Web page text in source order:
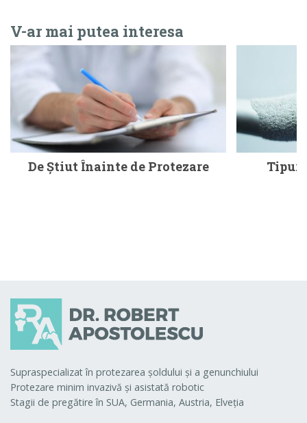
V-ar mai putea interesa
De Ştiut Înainte de Protezare Tipuri
Supraspecializat în protezarea şoldului şi a genunchiului
Protezare minim invazivă şi asistată robotic
Stagii de pregătire în SUA, Germania, Austria, Elveţia